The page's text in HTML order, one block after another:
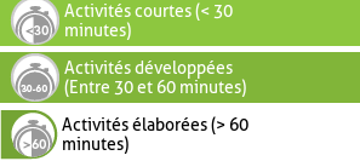
Activités courtes (< 30
minutes)
Activités développées
(Entre 30 et 60 minutes)
Activités élaborées (> 60
minutes)